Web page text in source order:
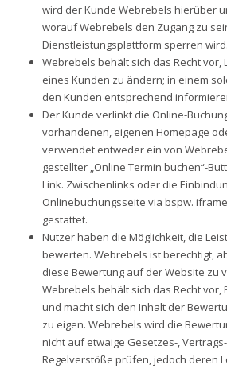
wird der Kunde Webrebels hierüber
worauf Webrebels den Zugang zu
Dienstleistungsplattform sperren wird.
Webrebels behält sich das Recht vor,
eines Kunden zu ändern; in einem
den Kunden entsprechend
Der Kunde verlinkt die Online-
vorhandenen, eigenen Homepage
verwendet entweder ein von
gestellter „Online Termin buchen“-
Link. Zwischenlinks oder die
Onlinebuchungsseite via bspw.
gestattet.
Nutzer haben die Möglichkeit, die
bewerten. Webrebels ist berechtigt,
diese Bewertung auf der Website zu
Webrebels behält sich das Recht vor,
und macht sich den Inhalt der
zu eigen. Webrebels wird die
nicht auf etwaige Gesetzes-,
Regelverstöße prüfen, jedoch deren